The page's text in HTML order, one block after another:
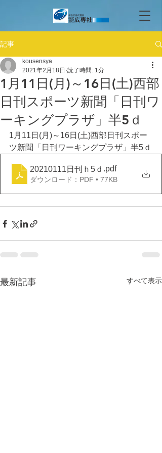
記事
1月11日(月)～16日(土)西部
日刊スポーツ新聞「日刊ワ
ーキングプラザ」半5ｄ
kousensya
2021年2月18日 読了時間: 1分
1月11日(月)～16日(土)西部日刊スポー
ツ新聞「日刊ワーキングプラザ」半5ｄ
20210111日刊ｈ5ｄ .pdf
ダウンロード：PDF • 77KB
最新記事 すべて表示